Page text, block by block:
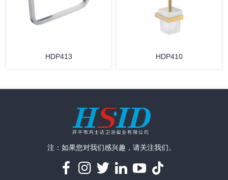
HDP413 HDP410
注：如果您对我们感兴趣，请关注我们。